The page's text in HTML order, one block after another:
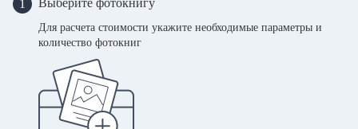
1 Выберите фотокнигу
Для расчета стоимости укажите необходимые параметры и
количество фотокниг